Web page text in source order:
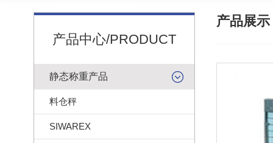
产品中心/PRODUCT
静态称重产品
料仓秤
SIWAREX
产品展示